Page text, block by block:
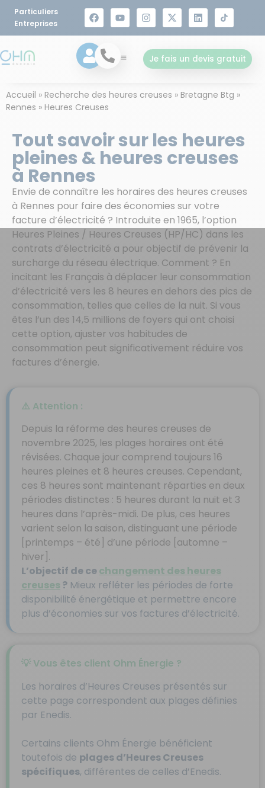
Particuliers
Entreprises
Je fais un devis gratuit
Accueil » Recherche des heures creuses » Bretagne Btg »
Rennes » Heures Creuses
Tout savoir sur les heures
pleines & heures creuses
à Rennes
Envie de connaître les horaires des heures creuses
à Rennes pour faire des économies sur votre
facture d’électricité ? Introduite en 1965, l’option
Heures Pleines / Heures Creuses (HP/HC) dans les
contrats d’électricité a pour objectif de prévenir la
surcharge du réseau électrique. Comment ? En
incitant les Français à déplacer leur consommation
d’électricité vers les 8 heures en dehors des pics de
consommation, telles que celles de la nuit. Si vous
êtes l’un des 14,5 millions de foyers qui ont choisi
cette option, ajuster vos habitudes de
consommation peut significativement réduire vos
factures d’énergie.
⚠️ Attention :
Depuis la réforme des heures creuses de
novembre 2025, les plages horaires ont été
révisées. Chaque jour comprend toujours 16
heures pleines et 8 heures creuses. Cependant,
ces 8 heures sont maintenant réparties en deux
périodes distinctes : 5 heures durant la nuit et 3
heures dans l’après-midi. De plus, ces heures
varient selon la saison, distinguant une période
[printemps – été] d’une période [automne –
hiver].
L’objectif de cechangement des heures
creuses? Mieux refléter les périodes de forte
disponibilité énergétique et permettre encore
plus d’économies sur vos factures d’électricité.
💡 Vous êtes client Ohm Énergie ?
Les horaires d’Heures Creuses présentés sur
cette page correspondent aux plages définies
par Enedis.
Certains clients Ohm Énergie bénéficient
toutefois de plages d’Heures Creuses
spécifiques, différentes de celles d’Enedis.